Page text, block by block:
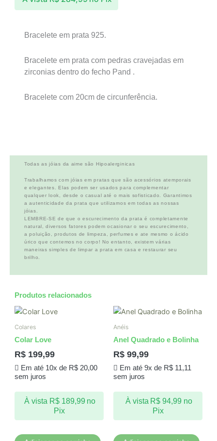
Bracelete em prata 925.
Bracelete em prata com pedras cravejadas em
zirconias dentro do fecho Pand .
Bracelete com 20cm de circunferência.
Todas as jóias da aime são Hipoalerginicas
Trabalhamos com jóias em pratas que são acessórios atemporais
e elegantes. Elas podem ser usados para complementar
qualquer look, desde o casual até o mais sofisticado. Garantimos
a autenticidade da prata que utilizamos em todas as nossas
jóias.
LEMBRE-SE de que o escurecimento da prata é completamente
natural, diversos fatores podem ocasionar o seu escurecimento,
a poluição, produtos de limpeza, perfumes e ate mesmo o ácido
úrico que contemos no corpo! No entanto, existem várias
maneiras simples de limpar a prata em casa e restaurar seu
brilho.
Produtos relacionados
Colares
Colar Love
R$ 199,99
Em até 10x de R$20,00
sem juros
À vista R$189,99 no
Pix
Anéis
Anel Quadrado e Bolinha
R$ 99,99
Em até 9x de R$11,11
sem juros
À vista R$ 94,99 no
Pix